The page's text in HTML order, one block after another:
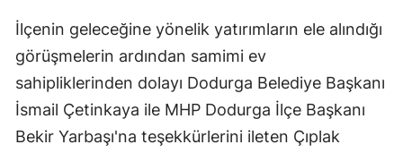
İlçenin geleceğine yönelik yatırımların ele alındığı
görüşmelerin ardından samimi ev
sahipliklerinden dolayı Dodurga Belediye Başkanı
İsmail Çetinkaya ile MHP Dodurga İlçe Başkanı
Bekir Yarbaşı'na teşekkürlerini ileten Çıplak